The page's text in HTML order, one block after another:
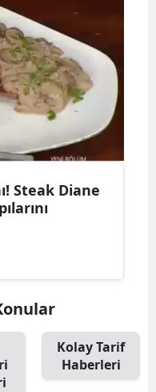
Steak Diane
Kolay Tarif
Haberleri